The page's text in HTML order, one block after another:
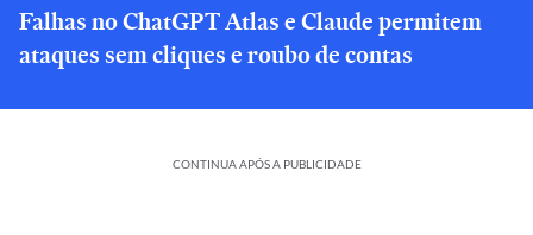
Falhas no ChatGPT Atlas e Claude permitem
ataques sem cliques e roubo de contas
CONTINUA APÓS A PUBLICIDADE